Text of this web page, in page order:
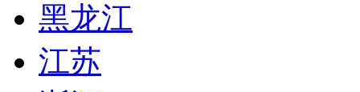
黑龙江
江苏